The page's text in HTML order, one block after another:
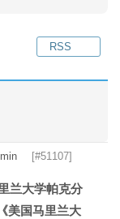
RSS
[#51107]
兰大学帕克分
美国马里兰大